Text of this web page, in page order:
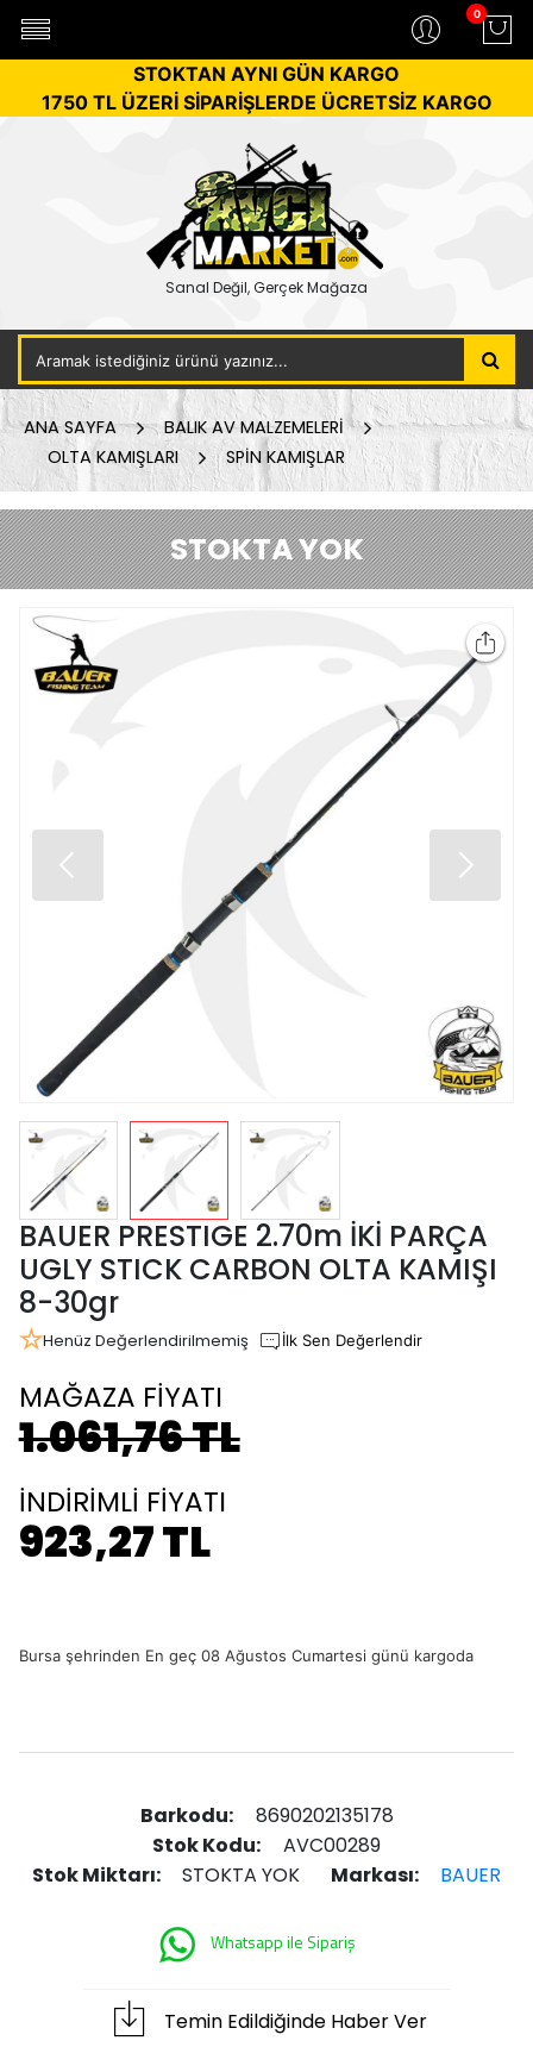
0
STOKTAN AYNI GÜN KARGO
1750 TL ÜZERİ SİPARİŞLERDE ÜCRETSİZ KARGO
Sanal Değil, Gerçek Mağaza
ANA SAYFA
BALIK AV MALZEMELERİ
OLTA KAMIŞLARI
SPİN KAMIŞLAR
STOKTA YOK
BAUER PRESTIGE 2.70m İKİ PARÇA
UGLY STICK CARBON OLTA KAMIŞI
8-30gr
Henüz Değerlendirilmemiş İlk Sen Değerlendir
MAĞAZA FİYATI
1.061,76 TL
İNDİRİMLİ FİYATI
923,27 TL
Bursa şehrinden En geç 08 Ağustos Cumartesi günü kargoda
Barkodu:
8690202135178
Stok Kodu:
AVC00289
Stok Miktarı:
STOKTA YOK Markası: BAUER
Whatsapp ile Sipariş
Temin Edildiğinde Haber Ver